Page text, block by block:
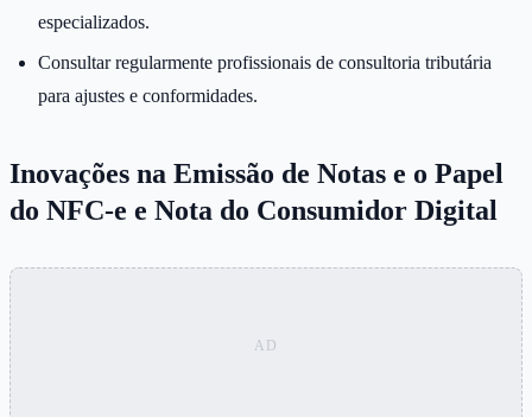
especializados.
Consultar regularmente profissionais de consultoria tributária
para ajustes e conformidades.
Inovações na Emissão de Notas e o Papel
do NFC-e e Nota do Consumidor Digital